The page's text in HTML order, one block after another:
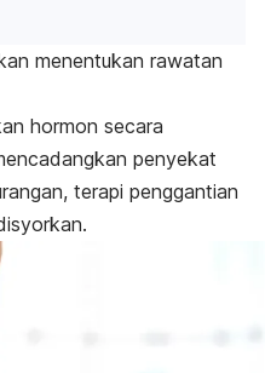
menentukan rawatan
hormon secara
penyekat
terapi penggantian